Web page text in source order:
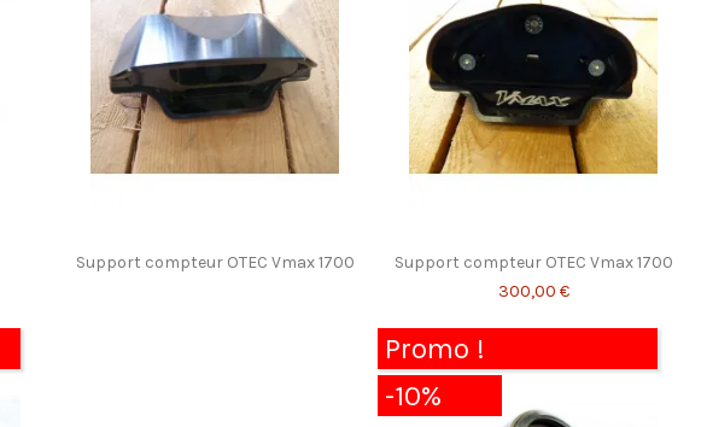
Support compteur OTEC Vmax 1700
Support compteur OTEC Vmax 1700
300,00 €
Promo !
-10%